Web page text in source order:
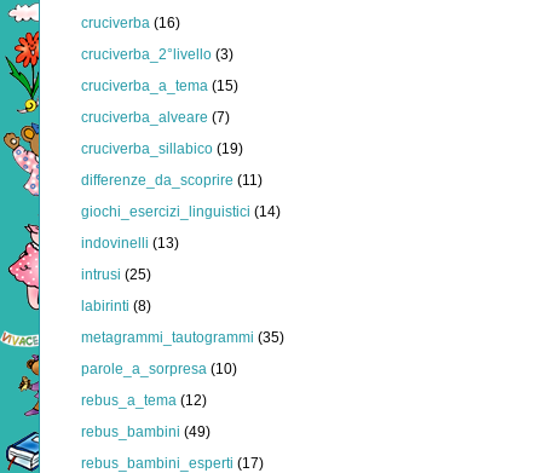
cruciverba (16)
cruciverba_2°livello (3)
cruciverba_a_tema (15)
cruciverba_alveare (7)
cruciverba_sillabico (19)
differenze_da_scoprire (11)
giochi_esercizi_linguistici (14)
indovinelli (13)
intrusi (25)
labirinti (8)
metagrammi_tautogrammi (35)
parole_a_sorpresa (10)
rebus_a_tema (12)
rebus_bambini (49)
rebus_bambini_esperti (17)